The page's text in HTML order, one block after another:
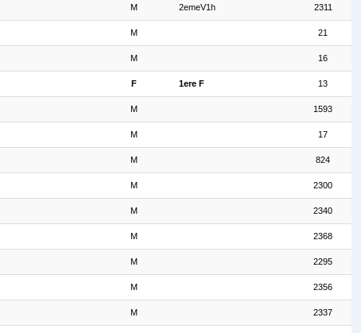
M 2emeV1h 2311
M 21
M 16
F 1ere F 13
M 1593
M 17
M 824
M 2300
M 2340
M 2368
M 2295
M 2356
M 2337